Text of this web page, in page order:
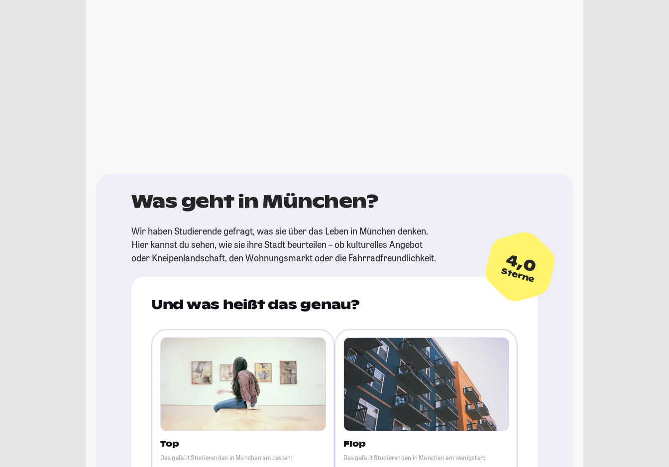
Was geht in München?
Wir haben Studierende gefragt, was sie über das Leben in München denken.
Hier kannst du sehen, wie sie ihre Stadt beurteilen – ob kulturelles Angebot
oder Kneipenlandschaft, den Wohnungsmarkt oder die Fahrradfreundlichkeit.
4,0
Sterne
Und was heißt das genau?
Top
Das gefällt Studierenden in München am besten:
Flop
Das gefällt Studierenden in München am wenigsten: